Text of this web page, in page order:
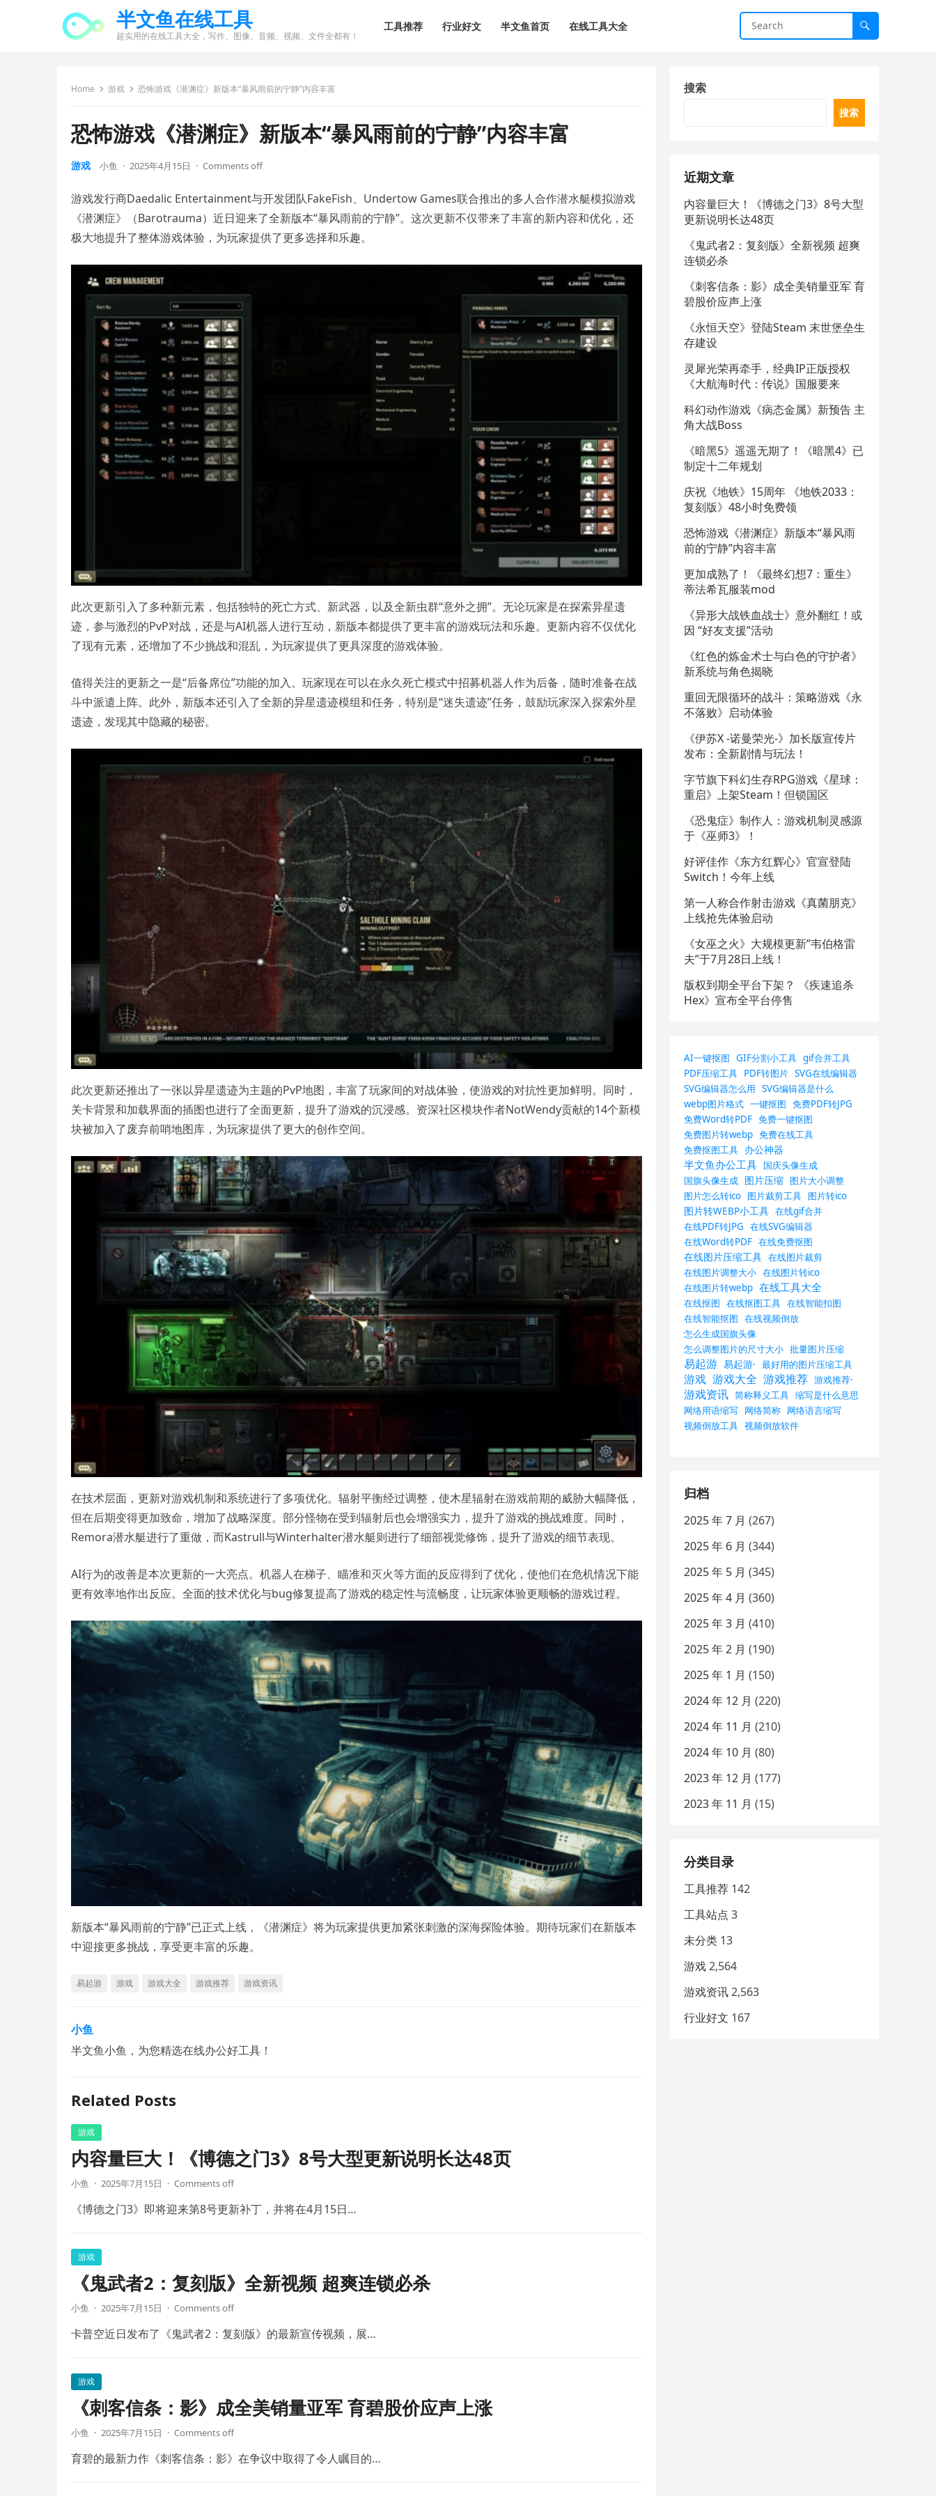
半文鱼在线工具
超实用的在线工具大全，写作、图像、音频、视频、文件全都有！
工具推荐 行业好文 半文鱼首页 在线工具大全
Home 游戏 恐怖游戏《潜渊症》新版本“暴风雨前的宁静”内容丰富
恐怖游戏《潜渊症》新版本“暴风雨前的宁静”内容丰富
游戏 小鱼 · 2025年4月15日 · Comments off
游戏发行商Daedalic Entertainment与开发团队FakeFish、Undertow Games联合推出的多人合作潜水艇模拟游戏
《潜渊症》（Barotrauma）近日迎来了全新版本“暴风雨前的宁静”。这次更新不仅带来了丰富的新内容和优化，还
极大地提升了整体游戏体验，为玩家提供了更多选择和乐趣。
此次更新引入了多种新元素，包括独特的死亡方式、新武器，以及全新虫群“意外之拥”。无论玩家是在探索异星遗
迹，参与激烈的PvP对战，还是与AI机器人进行互动，新版本都提供了更丰富的游戏玩法和乐趣。更新内容不仅优化
了现有元素，还增加了不少挑战和混乱，为玩家提供了更具深度的游戏体验。
值得关注的更新之一是“后备席位”功能的加入。玩家现在可以在永久死亡模式中招募机器人作为后备，随时准备在战
斗中派遣上阵。此外，新版本还引入了全新的异星遗迹模组和任务，特别是“迷失遗迹”任务，鼓励玩家深入探索外星
遗迹，发现其中隐藏的秘密。
此次更新还推出了一张以异星遗迹为主题的PvP地图，丰富了玩家间的对战体验，使游戏的对抗性更加鲜明。同时，
关卡背景和加载界面的插图也进行了全面更新，提升了游戏的沉浸感。资深社区模块作者NotWendy贡献的14个新模
块被加入了废弃前哨地图库，为玩家提供了更大的创作空间。
在技术层面，更新对游戏机制和系统进行了多项优化。辐射平衡经过调整，使木星辐射在游戏前期的威胁大幅降低，
但在后期变得更加致命，增加了战略深度。部分怪物在受到辐射后也会增强实力，提升了游戏的挑战难度。同时，
Remora潜水艇进行了重做，而Kastrull与Winterhalter潜水艇则进行了细部视觉修饰，提升了游戏的细节表现。
AI行为的改善是本次更新的一大亮点。机器人在梯子、瞄准和灭火等方面的反应得到了优化，使他们在危机情况下能
更有效率地作出反应。全面的技术优化与bug修复提高了游戏的稳定性与流畅度，让玩家体验更顺畅的游戏过程。
新版本“暴风雨前的宁静”已正式上线，《潜渊症》将为玩家提供更加紧张刺激的深海探险体验。期待玩家们在新版本
中迎接更多挑战，享受更丰富的乐趣。
易起游 游戏 游戏大全 游戏推荐 游戏资讯
小鱼
半文鱼小鱼，为您精选在线办公好工具！
Related Posts
游戏
内容量巨大！《博德之门3》8号大型更新说明长达48页
小鱼 · 2025年7月15日 · Comments off
《博德之门3》即将迎来第8号更新补丁，并将在4月15日…
游戏
《鬼武者2：复刻版》全新视频 超爽连锁必杀
小鱼 · 2025年7月15日 · Comments off
卡普空近日发布了《鬼武者2：复刻版》的最新宣传视频，展…
游戏
《刺客信条：影》成全美销量亚军 育碧股价应声上涨
小鱼 · 2025年7月15日 · Comments off
育碧的最新力作《刺客信条：影》在争议中取得了令人瞩目的…
搜索
搜索
近期文章
内容量巨大！《博德之门3》8号大型
更新说明长达48页
《鬼武者2：复刻版》全新视频 超爽
连锁必杀
《刺客信条：影》成全美销量亚军 育
碧股价应声上涨
《永恒天空》登陆Steam 末世堡垒生
存建设
灵犀光荣再牵手，经典IP正版授权
《大航海时代：传说》国服要来
科幻动作游戏《病态金属》新预告 主
角大战Boss
《暗黑5》遥遥无期了！《暗黑4》已
制定十二年规划
庆祝《地铁》15周年 《地铁2033：
复刻版》48小时免费领
恐怖游戏《潜渊症》新版本“暴风雨
前的宁静”内容丰富
更加成熟了！《最终幻想7：重生》
蒂法希瓦服装mod
《异形大战铁血战士》意外翻红！或
因 “好友支援”活动
《红色的炼金术士与白色的守护者》
新系统与角色揭晓
重回无限循环的战斗：策略游戏《永
不落败》启动体验
《伊苏X -诺曼荣光-》加长版宣传片
发布：全新剧情与玩法！
字节旗下科幻生存RPG游戏《星球：
重启》上架Steam！但锁国区
《恐鬼症》制作人：游戏机制灵感源
于《巫师3》！
好评佳作《东方红辉心》官宣登陆
Switch！今年上线
第一人称合作射击游戏《真菌朋克》
上线抢先体验启动
《女巫之火》大规模更新”韦伯格雷
夫”于7月28日上线！
版权到期全平台下架？ 《疾速追杀
Hex》宣布全平台停售
AI一键抠图 GIF分割小工具 gif合并工具
PDF压缩工具 PDF转图片 SVG在线编辑器
SVG编辑器怎么用 SVG编辑器是什么
webp图片格式 一键抠图 免费PDF转JPG
免费Word转PDF 免费一键抠图
免费图片转webp 免费在线工具
免费抠图工具 办公神器
半文鱼办公工具 国庆头像生成
国旗头像生成 图片压缩 图片大小调整
图片怎么转ico 图片裁剪工具 图片转ico
图片转WEBP小工具 在线gif合并
在线PDF转JPG 在线SVG编辑器
在线Word转PDF 在线免费抠图
在线图片压缩工具 在线图片裁剪
在线图片调整大小 在线图片转ico
在线图片转webp 在线工具大全
在线抠图 在线抠图工具 在线智能扣图
在线智能抠图 在线视频倒放
怎么生成国旗头像
怎么调整图片的尺寸大小 批量图片压缩
易起游 易起游· 最好用的图片压缩工具
游戏 游戏大全 游戏推荐 游戏推荐·
游戏资讯 简称释义工具 缩写是什么意思
网络用语缩写 网络简称 网络语言缩写
视频倒放工具 视频倒放软件
归档
2025 年 7 月 (267)
2025 年 6 月 (344)
2025 年 5 月 (345)
2025 年 4 月 (360)
2025 年 3 月 (410)
2025 年 2 月 (190)
2025 年 1 月 (150)
2024 年 12 月 (220)
2024 年 11 月 (210)
2024 年 10 月 (80)
2023 年 12 月 (177)
2023 年 11 月 (15)
分类目录
工具推荐 142
工具站点 3
未分类 13
游戏2,564
游戏资讯2,563
行业好文 167